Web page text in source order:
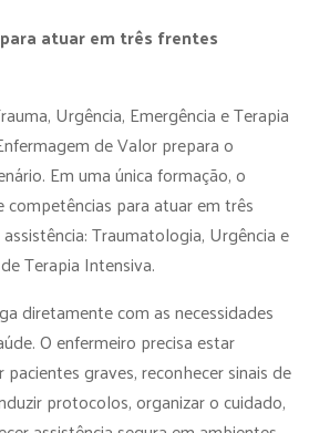
atuar em três frentes
Urgência, Emergência e Terapia
de Valor prepara o
Em uma única formação, o
para atuar em três
Traumatologia, Urgência e
Terapia Intensiva.
diretamente com as necessidades
O enfermeiro precisa estar
graves, reconhecer sinais de
protocolos, organizar o cuidado,